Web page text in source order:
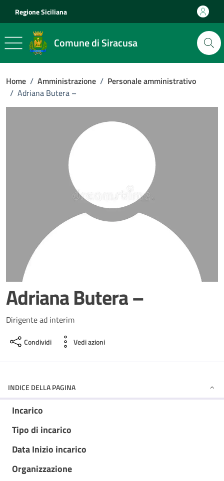
Regione Siciliana
Comune di Siracusa
Home / Amministrazione / Personale amministrativo
/ Adriana Butera –
Adriana Butera –
Dirigente ad interim
Condividi Vedi azioni
INDICE DELLA PAGINA
Incarico
Tipo di incarico
Data Inizio incarico
Organizzazione